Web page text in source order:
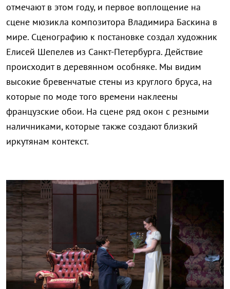
отмечают в этом году, и первое воплощение на
сцене мюзикла композитора Владимира Баскина в
мире. Сценографию к постановке создал художник
Елисей Шепелев из Санкт-Петербурга. Действие
происходит в деревянном особняке. Мы видим
высокие бревенчатые стены из круглого бруса, на
которые по моде того времени наклеены
французские обои. На сцене ряд окон с резными
наличниками, которые также создают близкий
иркутянам контекст.